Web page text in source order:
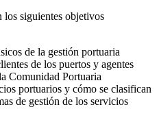
los siguientes objetivos
de la gestión portuaria
de los puertos y agentes
Comunidad Portuaria
portuarios y cómo se clasifican
de gestión de los servicios